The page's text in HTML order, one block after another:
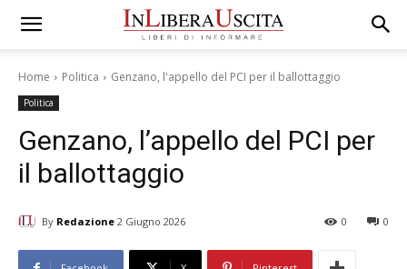
Home Politica Genzano, l'appello del PCI per il ballottaggio
Politica
Genzano, l’appello del PCI per
il ballottaggio
By Redazione 2 Giugno 2026 0
0